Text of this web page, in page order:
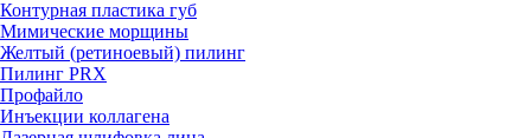
Контурная пластика губ
Мимические морщины
Желтый (ретиноевый) пилинг
Пилинг PRX
Профайло
Инъекции коллагена